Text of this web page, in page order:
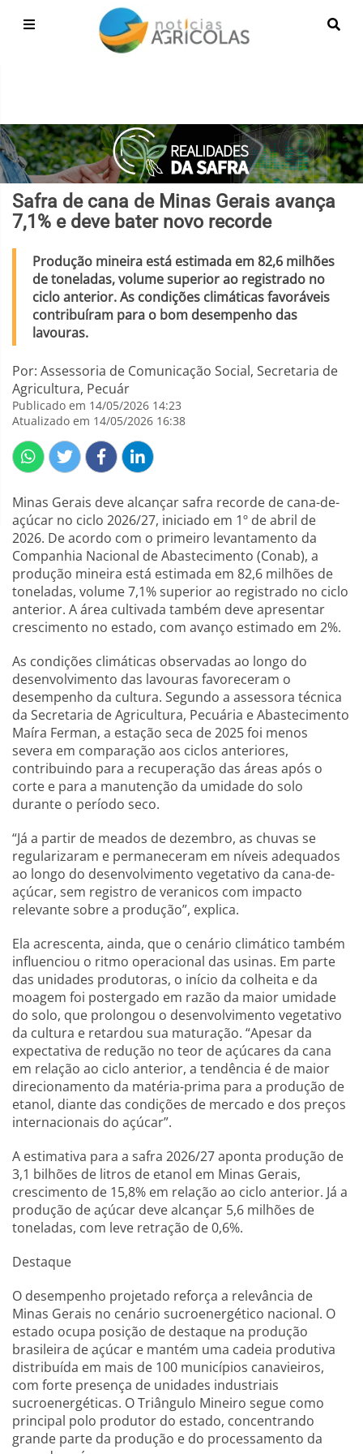
Safra de cana de Minas Gerais avança
7,1% e deve bater novo recorde
Produção mineira está estimada em 82,6 milhões
de toneladas, volume superior ao registrado no
ciclo anterior. As condições climáticas favoráveis
contribuíram para o bom desempenho das
lavouras.
Por: Assessoria de Comunicação Social, Secretaria de
Agricultura, Pecuár
Publicado em 14/05/2026 14:23
Atualizado em 14/05/2026 16:38
Minas Gerais deve alcançar safra recorde de cana-de-
açúcar no ciclo 2026/27, iniciado em 1º de abril de
2026. De acordo com o primeiro levantamento da
Companhia Nacional de Abastecimento (Conab), a
produção mineira está estimada em 82,6 milhões de
toneladas, volume 7,1% superior ao registrado no ciclo
anterior. A área cultivada também deve apresentar
crescimento no estado, com avanço estimado em 2%.
As condições climáticas observadas ao longo do
desenvolvimento das lavouras favoreceram o
desempenho da cultura. Segundo a assessora técnica
da Secretaria de Agricultura, Pecuária e Abastecimento
Maíra Ferman, a estação seca de 2025 foi menos
severa em comparação aos ciclos anteriores,
contribuindo para a recuperação das áreas após o
corte e para a manutenção da umidade do solo
durante o período seco.
“Já a partir de meados de dezembro, as chuvas se
regularizaram e permaneceram em níveis adequados
ao longo do desenvolvimento vegetativo da cana-de-
açúcar, sem registro de veranicos com impacto
relevante sobre a produção”, explica.
Ela acrescenta, ainda, que o cenário climático também
influenciou o ritmo operacional das usinas. Em parte
das unidades produtoras, o início da colheita e da
moagem foi postergado em razão da maior umidade
do solo, que prolongou o desenvolvimento vegetativo
da cultura e retardou sua maturação. “Apesar da
expectativa de redução no teor de açúcares da cana
em relação ao ciclo anterior, a tendência é de maior
direcionamento da matéria-prima para a produção de
etanol, diante das condições de mercado e dos preços
internacionais do açúcar”.
A estimativa para a safra 2026/27 aponta produção de
3,1 bilhões de litros de etanol em Minas Gerais,
crescimento de 15,8% em relação ao ciclo anterior. Já a
produção de açúcar deve alcançar 5,6 milhões de
toneladas, com leve retração de 0,6%.
Destaque
O desempenho projetado reforça a relevância de
Minas Gerais no cenário sucroenergético nacional. O
estado ocupa posição de destaque na produção
brasileira de açúcar e mantém uma cadeia produtiva
distribuída em mais de 100 municípios canavieiros,
com forte presença de unidades industriais
sucroenergéticas. O Triângulo Mineiro segue como
principal polo produtor do estado, concentrando
grande parte da produção e do processamento da